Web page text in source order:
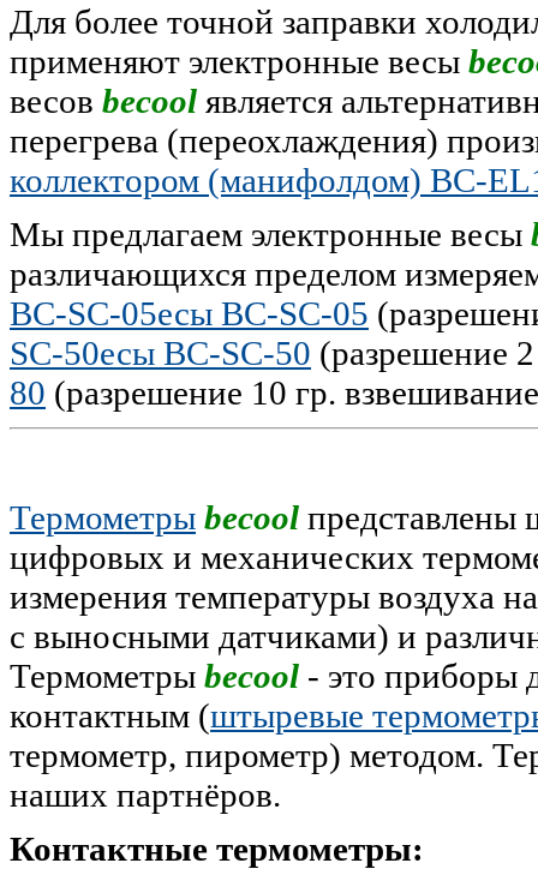
Для более точной заправки
применяют электронные весы
весов becool является
перегрева (переохлаждения)
коллектором (манифолдом) BC-
Мы предлагаем электронные весы
различающихся пределом
BC-SC-05есы BC-SC-05
SC-50есы BC-SC-50 (разрешение
80 (разрешение 10 гр.
Термометры becool
цифровых и механических
измерения температуры воздуха
с выносными датчиками) и
Термометры becool - это приборы
контактным (штыревые
термометр, пирометр) методом.
наших партнёров.
Контактные термометры: